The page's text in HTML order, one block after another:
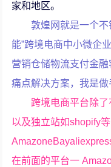
家和地区。
敦煌网就是一个
能”跨境电商中小微企
营销仓储物流支付金
痛点解决方案，我是做
跨境电商平台除
以及独立站如shopify
在前面的平台一